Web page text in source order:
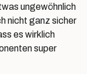
ungewöhnlich
nicht ganz sicher
es wirklich
super